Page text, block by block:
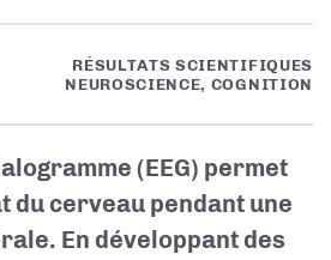
RÉSULTATS SCIENTIFIQUES
NEUROSCIENCE, COGNITION
(EEG) permet
du cerveau pendant une
En développant des